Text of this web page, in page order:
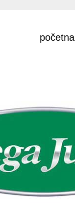
početna